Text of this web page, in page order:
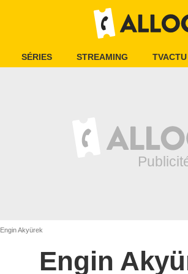
SÉRIES STREAMING TVACTU
Engin Akyürek
Engin